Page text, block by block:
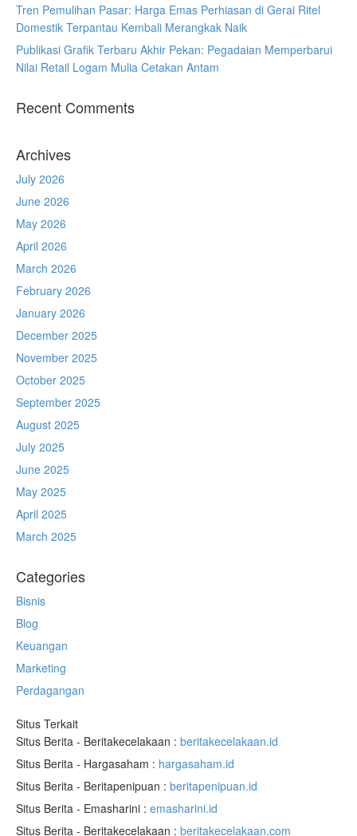
Tren Pemulihan Pasar: Harga Emas Perhiasan di Gerai Ritel
Domestik Terpantau Kembali Merangkak Naik
Publikasi Grafik Terbaru Akhir Pekan: Pegadaian Memperbarui
Nilai Retail Logam Mulia Cetakan Antam
Recent Comments
Archives
July 2026
June 2026
May 2026
April 2026
March 2026
February 2026
January 2026
December 2025
November 2025
October 2025
September 2025
August 2025
July 2025
June 2025
May 2025
April 2025
March 2025
Categories
Bisnis
Blog
Keuangan
Marketing
Perdagangan
Situs Terkait
Situs Berita - Beritakecelakaan : beritakecelakaan.id
Situs Berita - Hargasaham : hargasaham.id
Situs Berita - Beritapenipuan : beritapenipuan.id
Situs Berita - Emasharini : emasharini.id
Situs Berita - Beritakecelakaan : beritakecelakaan.com